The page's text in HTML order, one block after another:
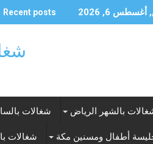
6, 2026
Recent posts
بالشهر الرياض شغالات
أطفال ومسنين مكة شغالات